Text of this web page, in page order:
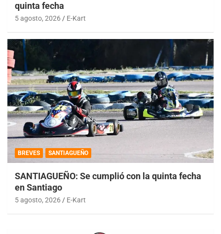
quinta fecha
5 agosto, 2026 E-Kart
BREVES SANTIAGUEÑO
SANTIAGUEÑO: Se cumplió con la quinta fecha
en Santiago
5 agosto, 2026 E-Kart